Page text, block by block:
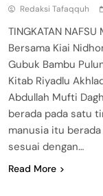
Redaksi Tafaqquh
TINGKATAN
Bersama Kiai
Gubuk Bambu
Kitab Riyadlu
Abdullah Mufti
berada pada satu
manusia itu
sesuai dengan…
Read More